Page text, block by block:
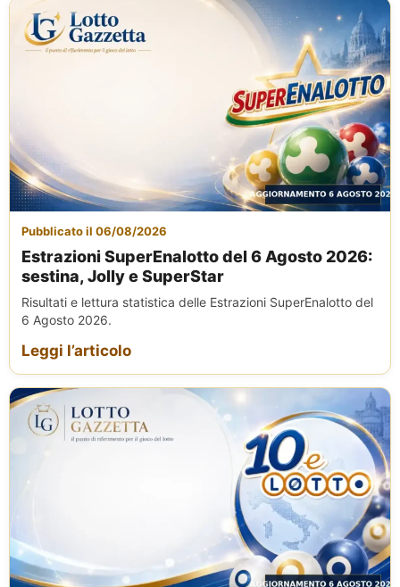
Pubblicato il 06/08/2026
Estrazioni SuperEnalotto del 6 Agosto 2026:
sestina, Jolly e SuperStar
Risultati e lettura statistica delle Estrazioni SuperEnalotto del
6 Agosto 2026.
Leggi l’articolo